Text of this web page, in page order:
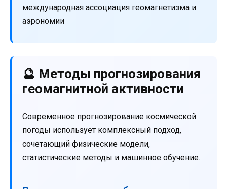
международная ассоциация геомагнетизма и
аэрономии
🔮 Методы прогнозирования
геомагнитной активности
Современное прогнозирование космической
погоды использует комплексный подход,
сочетающий физические модели,
статистические методы и машинное обучение.